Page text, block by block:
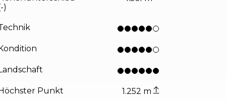
)
Kondition
Landschaft
Höchster Punkt 1.252 m